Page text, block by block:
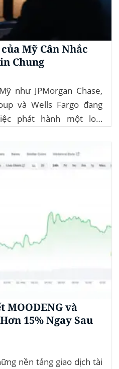
Mỹ Cân Nhắc
Chung
như JPMorgan Chase,
và Wells Fargo đang
phát hành một loại
MOODENG và
15% Ngay Sau
nền tảng giao dịch tài